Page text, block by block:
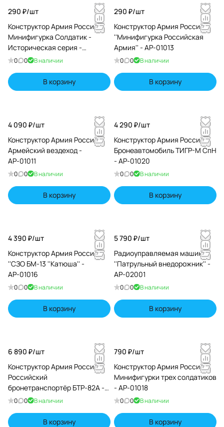
290 ₽/шт
Конструктор Армия России -
Минифигурка Солдатик -
Историческая серия -
АР-01015
0 0 В наличии
В корзину
290 ₽/шт
Конструктор Армия России
''Минифигурка Российская
Армия'' - АР-01013
0 0 В наличии
В корзину
4 090 ₽/шт
Конструктор Армия России -
Армейский вездеход -
АР-01011
0 0 В наличии
В корзину
4 290 ₽/шт
Конструктор Армия России -
Бронеавтомобиль ТИГР-М СпН
- АР-01020
0 0 В наличии
В корзину
4 390 ₽/шт
Конструктор Армия России
''СЗО БМ-13 ''Катюша'' -
АР-01016
0 0 В наличии
В корзину
5 790 ₽/шт
Радиоуправляемая машина
''Патрульный внедорожник'' -
АР-02001
0 0 В наличии
В корзину
6 890 ₽/шт
Конструктор Армия России -
Российский
бронетранспортёр БТР-82А -
АР-01028
0 0 В наличии
В корзину
790 ₽/шт
Конструктор Армия России -
Минифигурки трех солдатиков
- АР-01018
0 0 В наличии
В корзину